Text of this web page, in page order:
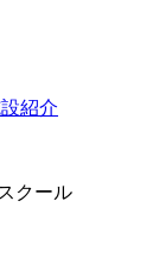
クール